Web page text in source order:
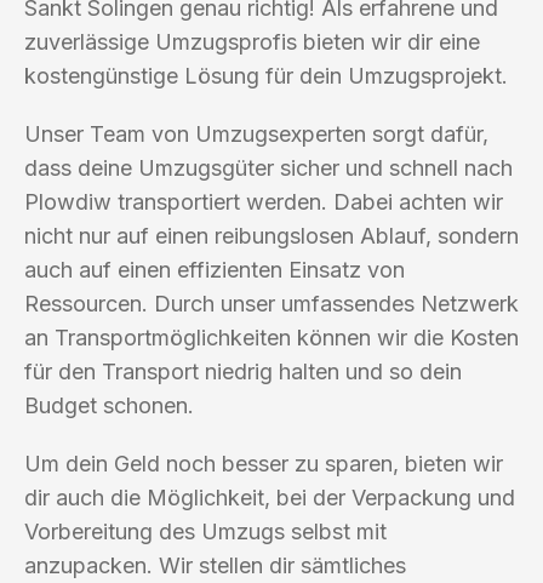
Sankt Solingen genau richtig! Als erfahrene und
zuverlässige Umzugsprofis bieten wir dir eine
kostengünstige Lösung für dein Umzugsprojekt.
Unser Team von Umzugsexperten sorgt dafür,
dass deine Umzugsgüter sicher und schnell nach
Plowdiw transportiert werden. Dabei achten wir
nicht nur auf einen reibungslosen Ablauf, sondern
auch auf einen effizienten Einsatz von
Ressourcen. Durch unser umfassendes Netzwerk
an Transportmöglichkeiten können wir die Kosten
für den Transport niedrig halten und so dein
Budget schonen.
Um dein Geld noch besser zu sparen, bieten wir
dir auch die Möglichkeit, bei der Verpackung und
Vorbereitung des Umzugs selbst mit
anzupacken. Wir stellen dir sämtliches